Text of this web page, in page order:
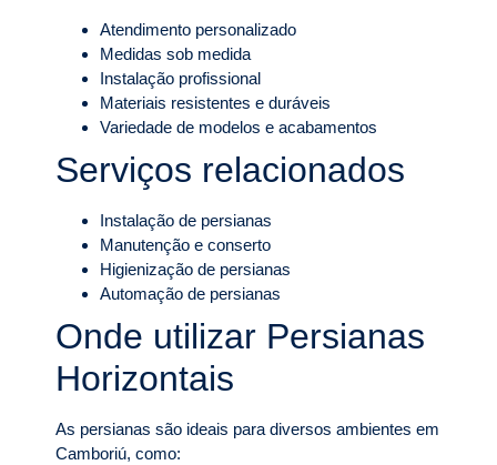
Atendimento personalizado
Medidas sob medida
Instalação profissional
Materiais resistentes e duráveis
Variedade de modelos e acabamentos
Serviços relacionados
Instalação de persianas
Manutenção e conserto
Higienização de persianas
Automação de persianas
Onde utilizar Persianas
Horizontais
As persianas são ideais para diversos ambientes em
Camboriú, como: